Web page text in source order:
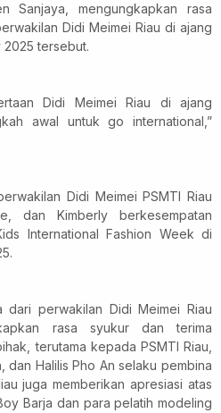
Sanjaya, mengungkapkan rasa
Didi Meimei Riau di ajang
2025 tersebut.
Didi Meimei Riau di ajang
awal untuk go international,”
Didi Meimei PSMTI Riau
dan Kimberly berkesempatan
International Fashion Week di
perwakilan Didi Meimei Riau
rasa syukur dan terima
terutama kepada PSMTI Riau,
dan Halilis Pho An selaku pembina
juga memberikan apresiasi atas
Barja dan para pelatih modeling